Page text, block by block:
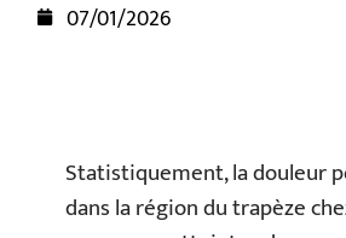
07/01/2026
Statistiquement, la douleur
dans la région du trapèze